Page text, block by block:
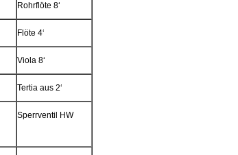
Rohrflöte 8‘
Flöte 4‘
Viola 8‘
Tertia aus 2‘
Sperrventil HW